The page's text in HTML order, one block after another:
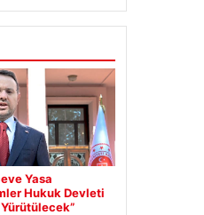
Yasa
Hukuk Devleti